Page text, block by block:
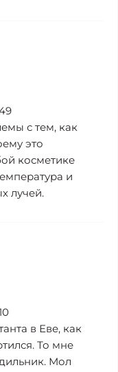
с тем, как
это
косметике
и
лучей.
в Еве, как
То мне
Мол